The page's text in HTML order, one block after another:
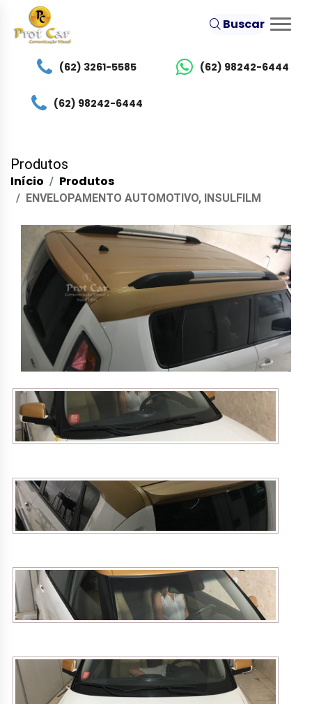
Buscar
(62) 3261-5585 (62) 98242-6444
(62) 98242-6444
Produtos
Início Produtos
ENVELOPAMENTO AUTOMOTIVO, INSULFILM